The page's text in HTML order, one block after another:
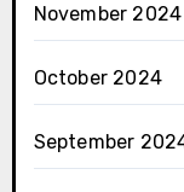
November 2024
October 2024
September